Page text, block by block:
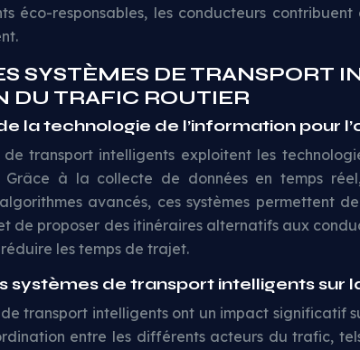
éco-responsables, les conducteurs
SYSTÈMES DE TRANSPORT
DU TRAFIC ROUTIER
la technologie de l’information pour
de transport intelligents exploitent les
Grâce à la collecte de données en temps
avancés, ces systèmes permettent
de proposer des itinéraires alternatifs aux
les temps de trajet.
systèmes de transport intelligents sur
de transport intelligents ont un impact significatif
entre les différents acteurs du trafic,